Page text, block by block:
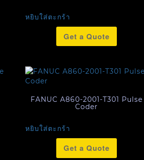
หยิบใส่ตะกร้า
Get a Quote
FANUC A860-2001-T301 Pulse
Coder
หยิบใส่ตะกร้า
Get a Quote